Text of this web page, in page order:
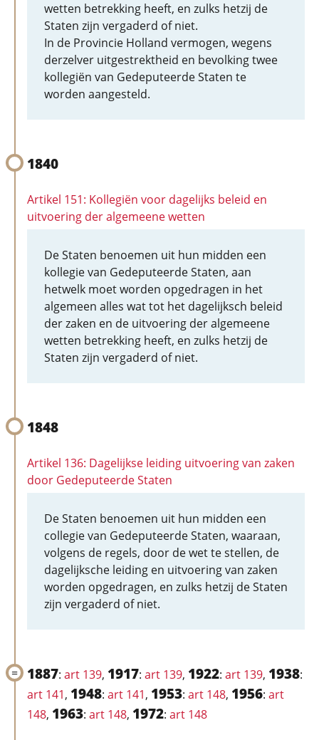
wetten betrekking heeft, en zulks hetzij de
Staten zijn vergaderd of niet.
In de Provincie Holland vermogen, wegens
derzelver uitgestrektheid en bevolking twee
kollegiën van Gedeputeerde Staten te
worden aangesteld.
1840
Artikel 151: Kollegiën voor dagelijks beleid en
uitvoering der algemeene wetten
De Staten benoemen uit hun midden een
kollegie van Gedeputeerde Staten, aan
hetwelk moet worden opgedragen in het
algemeen alles wat tot het dagelijksch beleid
der zaken en de uitvoering der algemeene
wetten betrekking heeft, en zulks hetzij de
Staten zijn vergaderd of niet.
1848
Artikel 136: Dagelijkse leiding uitvoering van zaken
door Gedeputeerde Staten
De Staten benoemen uit hun midden een
collegie van Gedeputeerde Staten, waaraan,
volgens de regels, door de wet te stellen, de
dagelijksche leiding en uitvoering van zaken
worden opgedragen, en zulks hetzij de Staten
zijn vergaderd of niet.
1887: art 139, 1917: art 139, 1922: art 139, 1938:
art 141, 1948: art 141, 1953: art 148, 1956: art
148, 1963: art 148, 1972: art 148